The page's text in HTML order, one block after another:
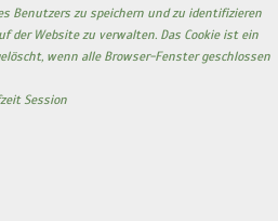
Benutzers zu speichern und zu identifizieren
der Website zu verwalten. Das Cookie ist ein
wenn alle Browser-Fenster geschlossen
Session